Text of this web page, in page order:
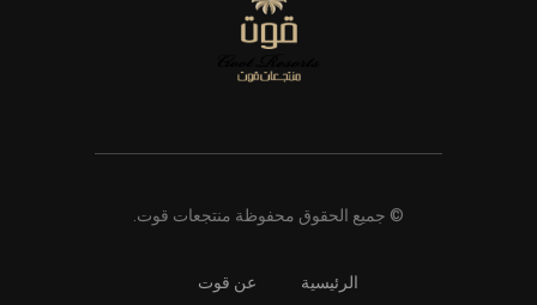
© جميع الحقوق محفوظة منتجعات قوت.
الرئيسية عن قوت